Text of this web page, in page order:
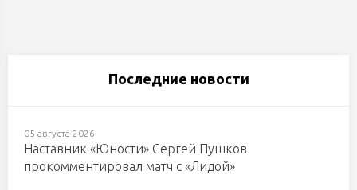
Последние новости
05 августа 2026
Наставник «Юности» Сергей Пушков
прокомментировал матч с «Лидой»